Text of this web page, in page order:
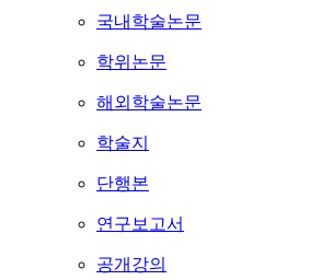
국내학술논문
학위논문
해외학술논문
학술지
단행본
연구보고서
공개강의